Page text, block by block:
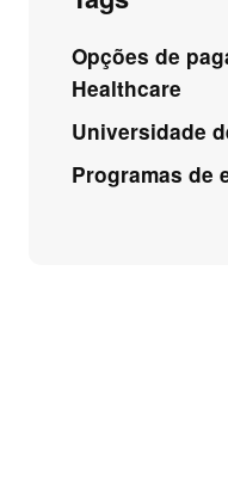
Opções de
Healthcare
Universidade
Programas de